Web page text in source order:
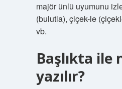
majör ünlü uyumunu
(bulutla), çiçek-le
vb.
Başlıkta ile
yazılır?